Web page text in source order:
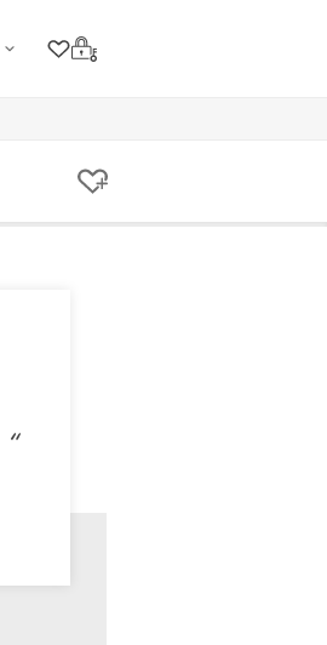
クリップリスト
ログイン
クリップする